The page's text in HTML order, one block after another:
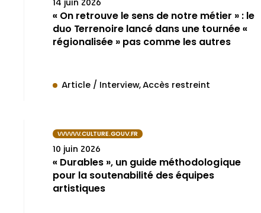
14 juin 2026
« On retrouve le sens de notre métier » : le
duo Terrenoire lancé dans une tournée «
régionalisée » pas comme les autres
Article / Interview Accès restreint
WWW.CULTURE.GOUV.FR
10 juin 2026
« Durables », un guide méthodologique
pour la soutenabilité des équipes
artistiques